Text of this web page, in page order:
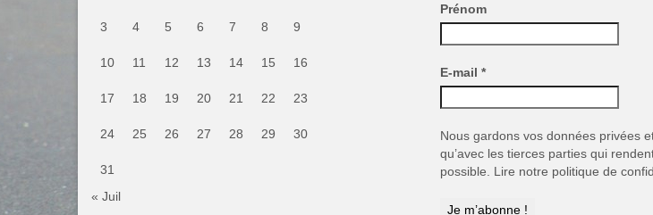
3 4 5 6 7 8 9
10 11 12 13 14 15 16
17 18 19 20 21 22 23
24 25 26 27 28 29 30
31
« Juil
Prénom
E-mail *
Nous gardons vos données privées
qu’avec les tierces parties qui
possible. Lire notre politique de